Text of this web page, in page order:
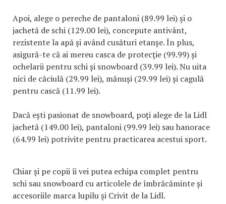
Apoi, alege o pereche de pantaloni (89.99 lei) și o
jachetă de schi (129.00 lei), concepute antivânt,
rezistente la apă și având cusături etanșe. În plus,
asigură-te că ai mereu casca de protecție (99.99) și
ochelarii pentru schi și snowboard (39.99 lei). Nu uita
nici de căciulă (29.99 lei), mănuși (29.99 lei) și cagulă
pentru cască (11.99 lei).
Dacă ești pasionat de snowboard, poți alege de la Lidl
jachetă (149.00 lei), pantaloni (99.99 lei) sau hanorace
(64.99 lei) potrivite pentru practicarea acestui sport.
Chiar și pe copii îi vei putea echipa complet pentru
schi sau snowboard cu articolele de îmbrăcăminte și
accesoriile marca lupilu și Crivit de la Lidl.